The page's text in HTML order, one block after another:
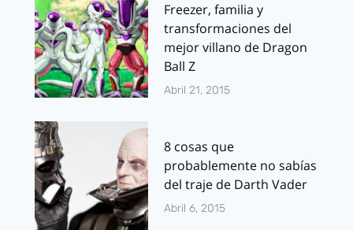
Freezer, familia y
transformaciones del
mejor villano de Dragon
Ball Z
Abril 21, 2015
8 cosas que
probablemente no sabías
del traje de Darth Vader
Abril 6, 2015